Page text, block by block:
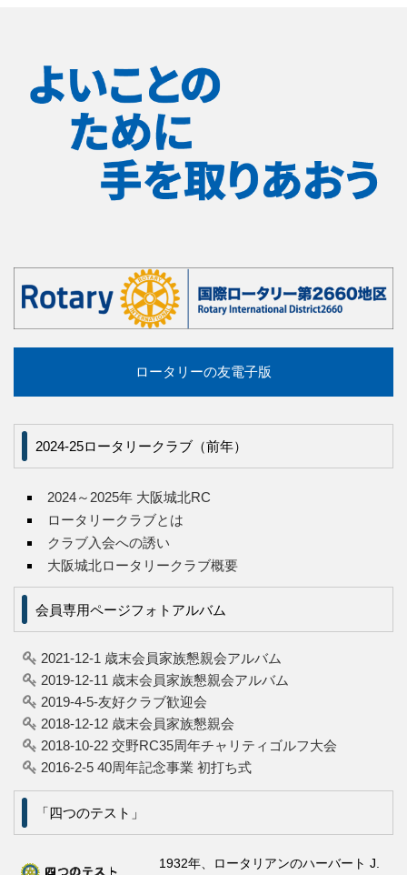
ロータリーの友電子版
2024-25ロータリークラブ（前年）
2024～2025年 大阪城北RC
ロータリークラブとは
クラブ入会への誘い
大阪城北ロータリークラブ概要
会員専用ページフォトアルバム
2021-12-1 歳末会員家族懇親会アルバム
2019-12-11 歳末会員家族懇親会アルバム
2019-4-5-友好クラブ歓迎会
2018-12-12 歳末会員家族懇親会
2018-10-22 交野RC35周年チャリティゴルフ大会
2016-2-5 40周年記念事業 初打ち式
「四つのテスト」
1932年、ロータリアンのハーバート J.